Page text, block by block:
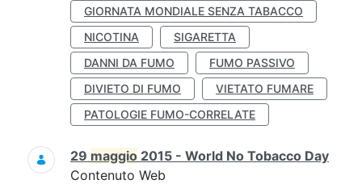
GIORNATA MONDIALE SENZA TABACCO
NICOTINA
SIGARETTA
DANNI DA FUMO
FUMO PASSIVO
DIVIETO DI FUMO
VIETATO FUMARE
PATOLOGIE FUMO-CORRELATE
29 maggio 2015 - World No Tobacco Day
Contenuto Web